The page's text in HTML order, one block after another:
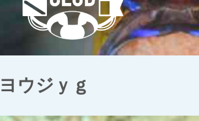
ウジｙｇ